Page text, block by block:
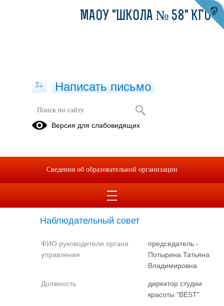
Cтруктурные подразделения
Органы управления
образовательной организации
Наблюдательный совет
ФИО руководителя органа
управления
председатель -
Потырина Татьяна
Владимировна
Должность
директор студии
красоты "BEST"
МАОУ "ШКОЛА № 58" КГО
Написать письмо
Версия для слабовидящих
Сведения об образовательной организации